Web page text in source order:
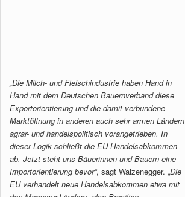
„Die Milch- und Fleischindustrie haben Hand in
Hand mit dem Deutschen Bauernverband diese
Exportorientierung und die damit verbundene
Marktöffnung in anderen auch sehr armen Ländern
agrar- und handelspolitisch vorangetrieben. In
dieser Logik schließt die EU Handelsabkommen
ab. Jetzt steht uns Bäuerinnen und Bauern eine
Importorientierung bevor“, sagt Waizenegger. „Die
EU verhandelt neue Handelsabkommen etwa mit